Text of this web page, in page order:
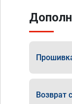
Возврат